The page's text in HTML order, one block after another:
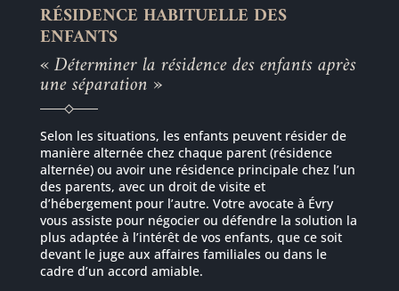
RÉSIDENCE HABITUELLE DES
ENFANTS
« Déterminer la résidence des enfants après
une séparation »
Selon les situations, les enfants peuvent résider de
manière alternée chez chaque parent (résidence
alternée) ou avoir une résidence principale chez l’un
des parents, avec un droit de visite et
d’hébergement pour l’autre. Votre avocate à Évry
vous assiste pour négocier ou défendre la solution la
plus adaptée à l’intérêt de vos enfants, que ce soit
devant le juge aux affaires familiales ou dans le
cadre d’un accord amiable.